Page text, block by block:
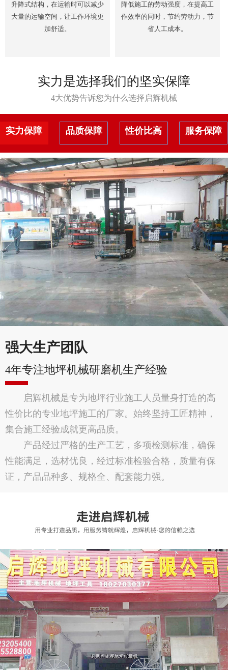
升降式结构，在运输时可以减少
大量的运输空间，让工作环境更
加舒适。
降低施工的劳动强度，在提高工
作效率的同时，节约劳动力，节
省人工成本。
实力是选择我们的坚实保障
4大优势告诉您为什么选择启辉机械
实力保障 品质保障 性价比高 服务保障
强大生产团队
4年专注地坪机械研磨机生产经验
启辉机械是专为地坪行业施工人员量身打造的高
性价比的专业地坪施工的厂家。始终坚持工匠精神，
集合施工经验成就更高品质。
产品经过严格的生产工艺，多项检测标准，确保
性能满足，选材优良，经过标准检验合格，质量有保
证，产品品种多、规格全、配套能力强。